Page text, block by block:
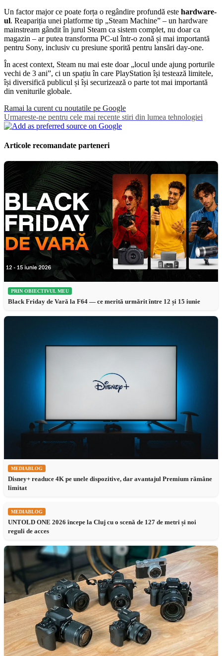
Un factor major ce poate forța o regândire profundă este hardware-
ul. Reapariția unei platforme tip „Steam Machine” – un hardware
mainstream gândit în jurul Steam ca sistem complet, nu doar ca
magazin – ar putea transforma PC-ul într-o zonă și mai importantă
pentru Sony, inclusiv cu presiune sporită pentru lansări day-one.
În acest context, Steam nu mai este doar „locul unde ajung porturile
vechi de 3 ani”, ci un spațiu în care PlayStation își testează limitele,
își diversifică publicul și își securizează o parte tot mai importantă
din veniturile globale.
Ramai la curent cu noutatile pe Google
Urmareste-ne pentru cele mai recente stiri din lumea tehnologiei
Articole recomandate parteneri
PRIN OBIECTIVUL MEU
Black Friday de Vară la F64 — ce merită urmărit între 12 și 15 iunie
MEDIABLOG
Disney+ readuce 4K pe unele dispozitive, dar avantajul Premium rămâne
limitat
MEDIABLOG
UNTOLD ONE 2026 începe la Cluj cu o scenă de 127 de metri și noi
reguli de acces